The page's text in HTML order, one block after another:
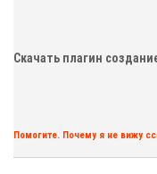
Скачать плагин
Помогите. Почему я не вижу